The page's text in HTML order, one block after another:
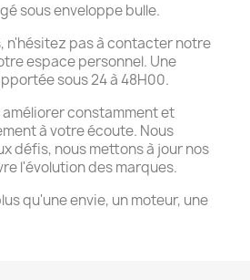
sous enveloppe bulle.
n'hésitez pas à contacter notre
espace personnel. Une
sous 24 à 48H00.
améliorer constamment et
à votre écoute. Nous
défis, nous mettons à jour nos
l'évolution des marques.
qu'une envie, un moteur, une